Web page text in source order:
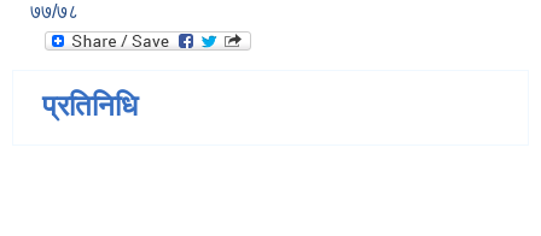
७७/७८
प्रतिनिधि